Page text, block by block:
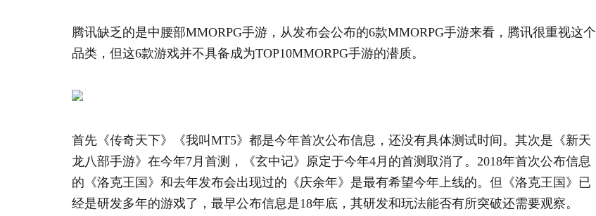
腾讯缺乏的是中腰部MMORPG手游，从发布会公布的6款MMORPG手游来看，腾讯很重视这个
品类，但这6款游戏并不具备成为TOP10MMORPG手游的潜质。
首先《传奇天下》《我叫MT5》都是今年首次公布信息，还没有具体测试时间。其次是《新天
龙八部手游》在今年7月首测，《玄中记》原定于今年4月的首测取消了。2018年首次公布信息
的《洛克王国》和去年发布会出现过的《庆余年》是最有希望今年上线的。但《洛克王国》已
经是研发多年的游戏了，最早公布信息是18年底，其研发和玩法能否有所突破还需要观察。